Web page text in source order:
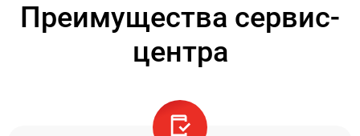
Преимущества сервис-
центра